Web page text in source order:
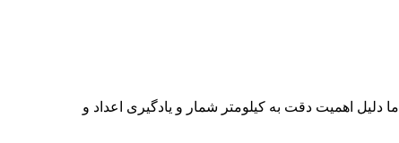
دلیل اهمیت دقت به کیلومتر شمار و یادگیری اعداد و